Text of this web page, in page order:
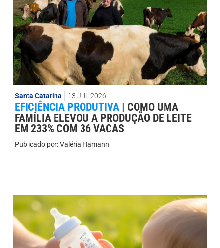
Santa Catarina 13 JUL 2026
EFICIÊNCIA PRODUTIVA
COMO UMA
FAMÍLIA ELEVOU A PRODUÇÃO DE LEITE
EM 233% COM 36 VACAS
Publicado por:Valéria Hamann